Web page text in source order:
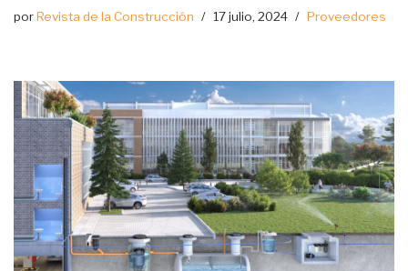
porRevista de la Construcción 17 julio, 2024 Proveedores